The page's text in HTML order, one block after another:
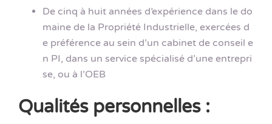
De cinq à huit années d’expérience dans le do
maine de la Propriété Industrielle, exercées d
e préférence au sein d’un cabinet de conseil e
n PI, dans un service spécialisé d’une entrepri
se, ou à l’OEB
Qualités personnelles :